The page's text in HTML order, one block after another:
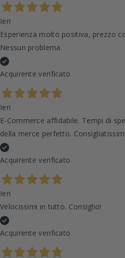
Ieri
Esperienza molto positiva, prezzo
Nessun problema.
Acquirente verificato
Ieri
E-Commerce affidabile. Tempi di
della merce perfetto.
Acquirente verificato
Ieri
Velocissimi in tutto. Consiglio!
Acquirente verificato